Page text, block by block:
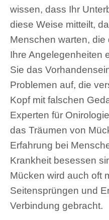
wissen, dass Ihr
diese Weise mitteilt,
Menschen warten, die
Ihre Angelegenheiten
Sie das
Problemen auf, die
Kopf mit falschen
Experten für
das Träumen von
Erfahrung bei
Krankheit besessen
Mücken wird auch oft
Seitensprüngen und
Verbindung gebracht.